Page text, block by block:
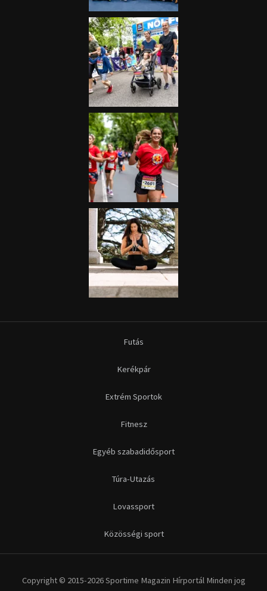
Futás
Kerékpár
Extrém Sportok
Fitnesz
Egyéb szabadidősport
Túra-Utazás
Lovassport
Közösségi sport
Copyright © 2015-2026 Sportime Magazin Hírportál Minden jog